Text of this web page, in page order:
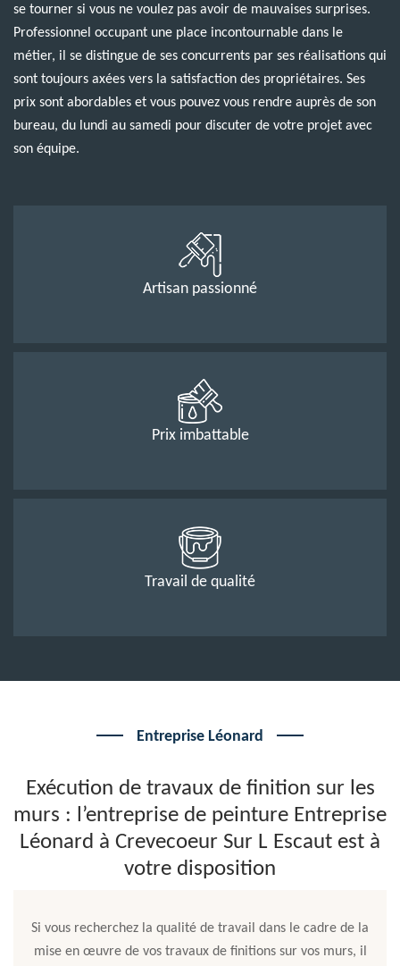
se tourner si vous ne voulez pas avoir de mauvaises surprises.
Professionnel occupant une place incontournable dans le
métier, il se distingue de ses concurrents par ses réalisations qui
sont toujours axées vers la satisfaction des propriétaires. Ses
prix sont abordables et vous pouvez vous rendre auprès de son
bureau, du lundi au samedi pour discuter de votre projet avec
son équipe.
Artisan passionné
Prix imbattable
Travail de qualité
Entreprise Léonard
Exécution de travaux de finition sur les
murs : l’entreprise de peinture Entreprise
Léonard à Crevecoeur Sur L Escaut est à
votre disposition
Si vous recherchez la qualité de travail dans le cadre de la
mise en œuvre de vos travaux de finitions sur vos murs, il